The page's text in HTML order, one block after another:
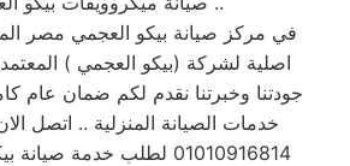
في مركز صيانة بيكو العجمي مصر
اصلية لشركة (بيكو العجمي )
جودتنا وخبرتنا نقدم لكم ضمان عام
خدمات الصيانة المنزلية .. اتصل
01010916814 لطلب خدمة